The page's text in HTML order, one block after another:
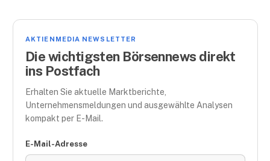
AKTIENMEDIA NEWSLETTER
Die wichtigsten Börsennews direkt
ins Postfach
Erhalten Sie aktuelle Marktberichte,
Unternehmensmeldungen und ausgewählte Analysen
kompakt per E-Mail.
E-Mail-Adresse